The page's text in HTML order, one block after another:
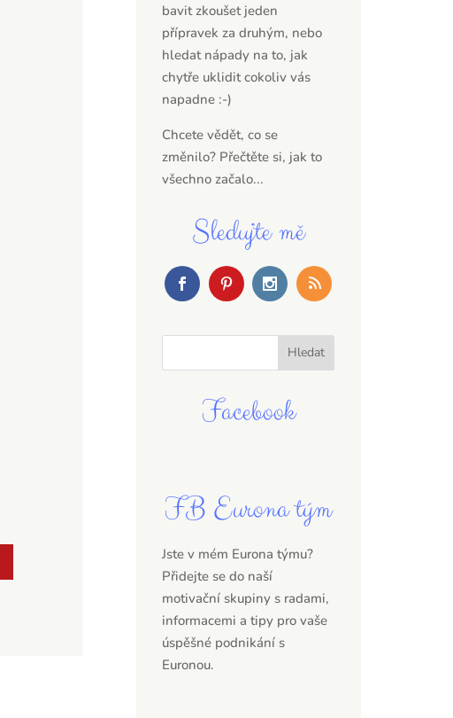
bavit zkoušet jeden
přípravek za druhým, nebo
hledat nápady na to, jak
chytře uklidit cokoliv vás
napadne :-)
Chcete vědět, co se
změnilo? Přečtěte si, jak to
všechno začalo...
Sledujte mě
Facebook
FB Eurona tým
Jste v mém Eurona týmu?
Přidejte se do naší
motivační skupiny s radami,
informacemi a tipy pro vaše
úspěšné podnikání s
Euronou.